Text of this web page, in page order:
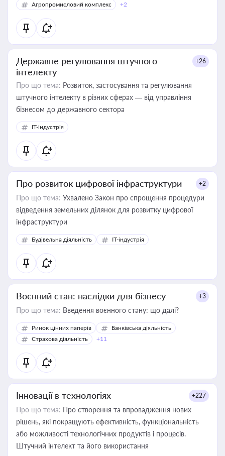
Агропромисловий комплекс
+2
Державне регулювання штучного
інтелекту
+26
Про що тема: Розвиток, застосування та регулювання
штучного інтелекту в різних сферах — від управління
бізнесом до державного сектора
IT-індустрія
Про розвиток цифрової інфраструктури +2
Про що тема: Ухвалено Закон про спрощення процедури
відведення земельних ділянок для розвитку цифрової
інфраструктури
Будівельна діяльність IT-індустрія
Воєнний стан: наслідки для бізнесу +3
Про що тема: Введення воєнного стану: що далі?
Ринок цінних паперів
Банківська діяльність
Страхова діяльність
+11
Інновації в технологіях +227
Про що тема: Про створення та впровадження нових
рішень, які покращують ефективність, функціональність
або можливості технологічних продуктів і процесів.
Штучний інтелект та його використання